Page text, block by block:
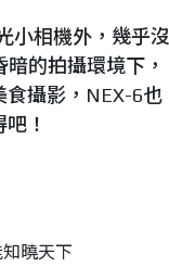
小相機外，幾乎沒
的拍攝環境下，
食攝影，NEX-6也
！
曉天下